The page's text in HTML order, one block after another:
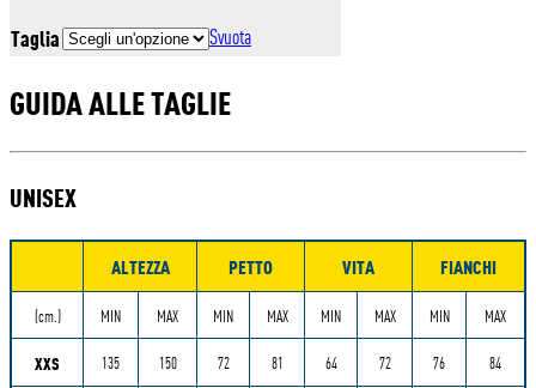
Taglia Svuota
GUIDA ALLE TAGLIE
UNISEX
ALTEZZA PETTO VITA FIANCHI
(cm.) MIN MAX MIN MAX MIN MAX MIN MAX
XXS 135 150 72 81 64 72 76 84